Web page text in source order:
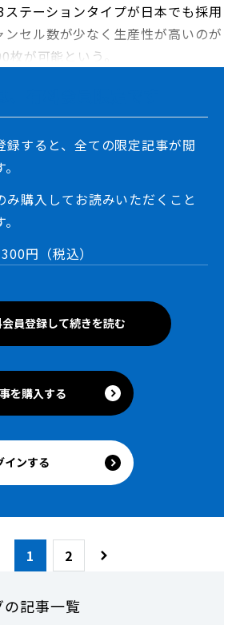
テーションタイプが日本でも採用
ンセル数が少なく生産性が高いのが
が可能という。
録すると、全ての限定記事が閲
み購入してお読みいただくこと
円（税込）
員登録して続きを読む
を購入する
インする
1 2
の記事一覧